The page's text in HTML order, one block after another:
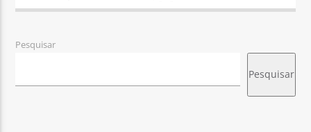
Pesquisar
Pesquisar